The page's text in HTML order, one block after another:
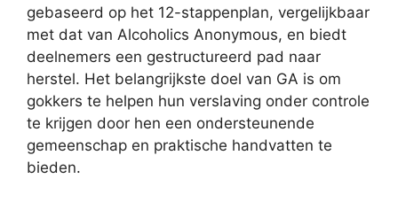
gebaseerd op het 12-stappenplan, vergelijkbaar
met dat van Alcoholics Anonymous, en biedt
deelnemers een gestructureerd pad naar
herstel. Het belangrijkste doel van GA is om
gokkers te helpen hun verslaving onder controle
te krijgen door hen een ondersteunende
gemeenschap en praktische handvatten te
bieden.